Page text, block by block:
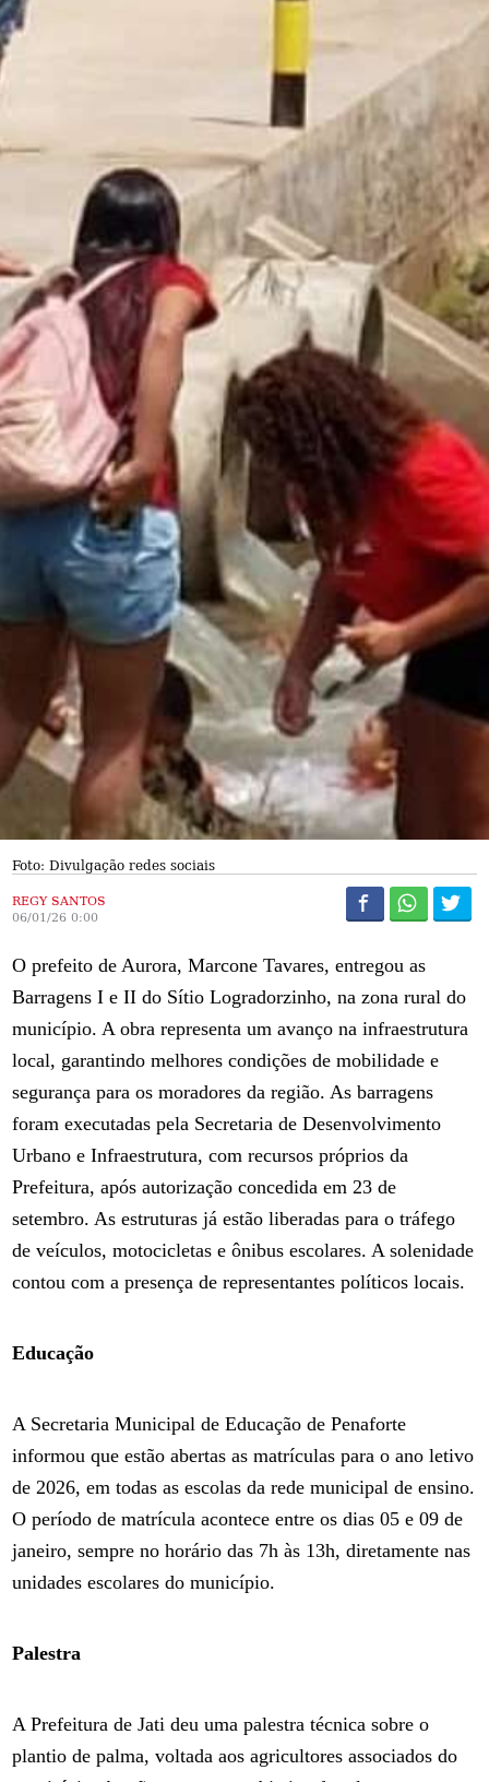
Foto: Divulgação redes sociais
REGY SANTOS
06/01/26 0:00
O prefeito de Aurora, Marcone Tavares, entregou as
Barragens I e II do Sítio Logradorzinho, na zona rural do
município. A obra representa um avanço na infraestrutura
local, garantindo melhores condições de mobilidade e
segurança para os moradores da região. As barragens
foram executadas pela Secretaria de Desenvolvimento
Urbano e Infraestrutura, com recursos próprios da
Prefeitura, após autorização concedida em 23 de
setembro. As estruturas já estão liberadas para o tráfego
de veículos, motocicletas e ônibus escolares. A solenidade
contou com a presença de representantes políticos locais.
Educação
A Secretaria Municipal de Educação de Penaforte
informou que estão abertas as matrículas para o ano letivo
de 2026, em todas as escolas da rede municipal de ensino.
O período de matrícula acontece entre os dias 05 e 09 de
janeiro, sempre no horário das 7h às 13h, diretamente nas
unidades escolares do município.
Palestra
A Prefeitura de Jati deu uma palestra técnica sobre o
plantio de palma, voltada aos agricultores associados do